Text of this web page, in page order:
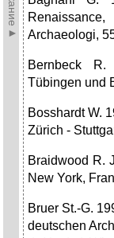
Archaeologi,
Bernbeck
Tübingen und
Bosshardt W.
Zürich -
Braidwood R.
New York,
Bruer St.-G.
deutschen